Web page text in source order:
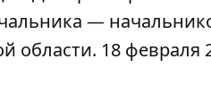
—
области. 18